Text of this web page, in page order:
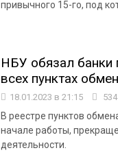
привычного 15-го, под
НБУ обязал банки
всех пунктах
18.01.2023 в 21:15 534
В реестре пунктов
начале работы,
деятельности.